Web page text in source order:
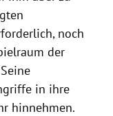
noch
der
in ihre
hinnehmen.